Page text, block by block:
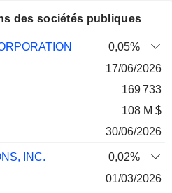
des sociétés publiques
Date de0,05%
17/06/2026
169 733
108 M $
30/06/2026
INC.
0,02%
01/03/2026